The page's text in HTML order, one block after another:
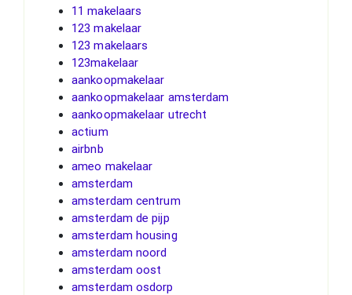
11 makelaars
123 makelaar
123 makelaars
123makelaar
aankoopmakelaar
aankoopmakelaar amsterdam
aankoopmakelaar utrecht
actium
airbnb
ameo makelaar
amsterdam
amsterdam centrum
amsterdam de pijp
amsterdam housing
amsterdam noord
amsterdam oost
amsterdam osdorp